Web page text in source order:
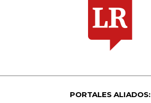
PORTALES ALIADOS: